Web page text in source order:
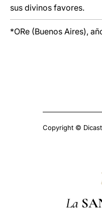
sus divinos favores.
*ORe (Buenos Aires),
Copyright ©
La